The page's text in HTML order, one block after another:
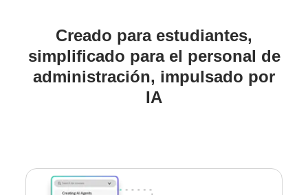
Creado para estudiantes,
simplificado para el personal de
administración, impulsado por
IA